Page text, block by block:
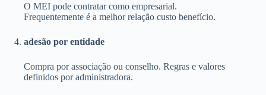
O MEI pode contratar como empresarial.
Frequentemente é a melhor relação custo benefício.
adesão por entidade
Compra por associação ou conselho. Regras e valores
definidos por administradora.